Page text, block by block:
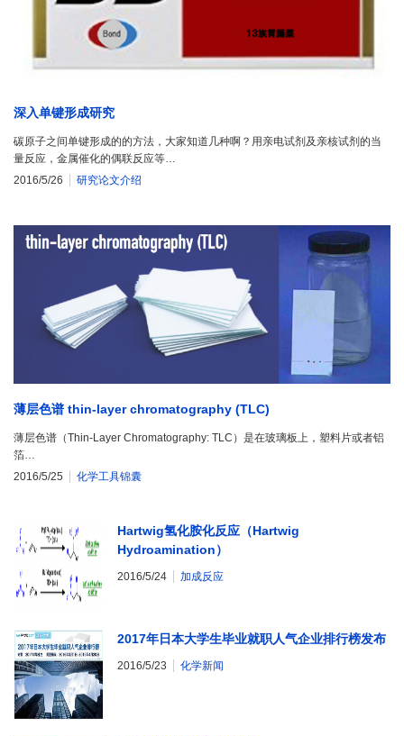
深入单键形成研究
碳原子之间单键形成的的方法，大家知道几种啊？用亲电试剂及亲核试剂的当
量反应，金属催化的偶联反应等…
2016/5/26
研究论文介绍
薄层色谱 thin-layer chromatography (TLC)
薄层色谱（Thin-Layer Chromatography: TLC）是在玻璃板上，塑料片或者铝
箔…
2016/5/25
化学工具锦囊
Hartwig氢化胺化反应（Hartwig
Hydroamination）
2016/5/24 加成反应
2017年日本大学生毕业就职人气企业排行榜发布
2016/5/23 化学新闻